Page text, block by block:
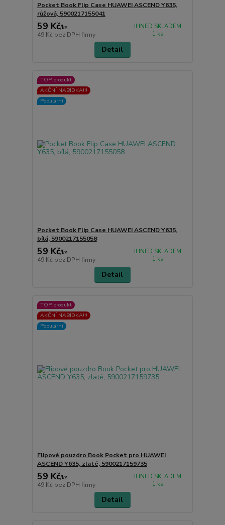
Pocket Book Flip Case HUAWEI ASCEND Y635,
růžová, 5900217155041
59 Kč/ks
49 Kč bez DPH firmy
IHNED SKLADEM
1 ks
Detail
TOP produkt
AKČNÍ NABÍDKA!!!
Populární
Pocket Book Flip Case HUAWEI ASCEND Y635,
bílá, 5900217155058
59 Kč/ks
49 Kč bez DPH firmy
IHNED SKLADEM
1 ks
Detail
TOP produkt
AKČNÍ NABÍDKA!!!
Populární
Flipové pouzdro Book Pocket pro HUAWEI
ASCEND Y635, zlaté, 5900217159735
59 Kč/ks
49 Kč bez DPH firmy
IHNED SKLADEM
1 ks
Detail